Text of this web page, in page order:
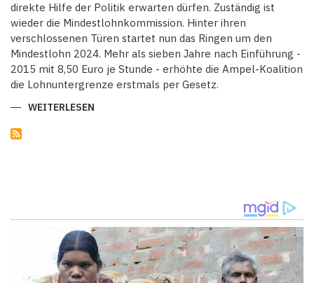
direkte Hilfe der Politik erwarten dürfen. Zuständig ist
wieder die Mindestlohnkommission. Hinter ihren
verschlossenen Türen startet nun das Ringen um den
Mindestlohn 2024. Mehr als sieben Jahre nach Einführung -
2015 mit 8,50 Euro je Stunde - erhöhte die Ampel-Koalition
die Lohnuntergrenze erstmals per Gesetz.
WEITERLESEN